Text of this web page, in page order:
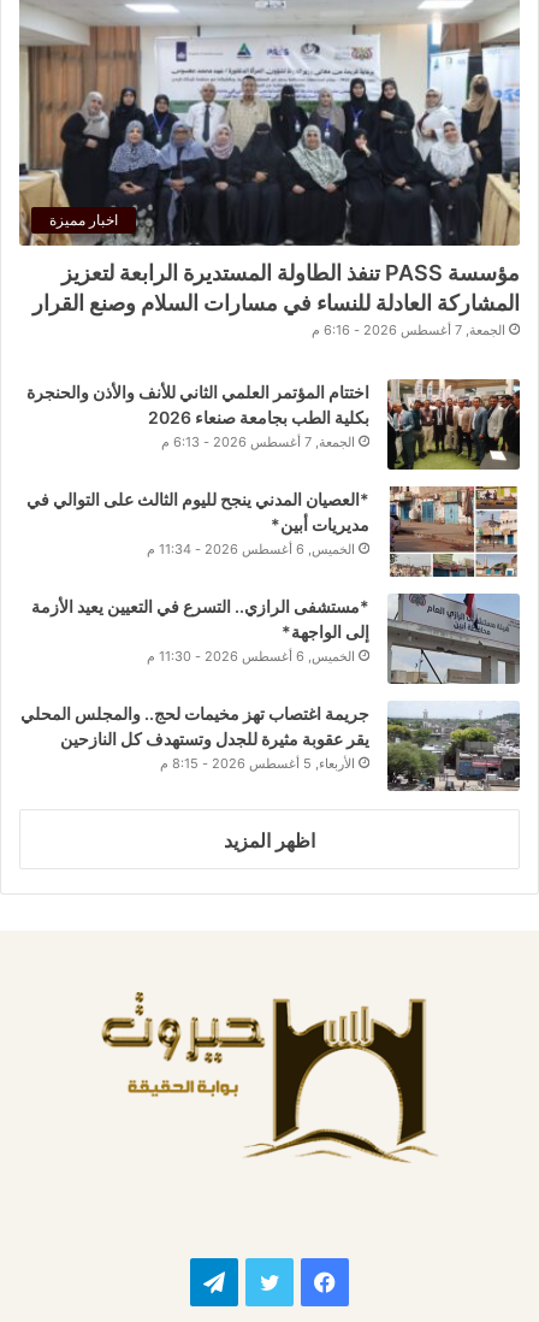
اخبار مميزة
مؤسسة PASS تنفذ الطاولة المستديرة الرابعة لتعزيز
المشاركة العادلة للنساء في مسارات السلام وصنع القرار
الجمعة, 7 أغسطس 2026 - 6:16 م
اختتام المؤتمر العلمي الثاني للأنف والأذن والحنجرة
بكلية الطب بجامعة صنعاء 2026
الجمعة, 7 أغسطس 2026 - 6:13 م
*العصيان المدني ينجح لليوم الثالث على التوالي في
مديريات أبين*
الخميس, 6 أغسطس 2026 - 11:34 م
*مستشفى الرازي.. التسرع في التعيين يعيد الأزمة
إلى الواجهة*
الخميس, 6 أغسطس 2026 - 11:30 م
جريمة اغتصاب تهز مخيمات لحج.. والمجلس المحلي
يقر عقوبة مثيرة للجدل وتستهدف كل النازحين
الأربعاء, 5 أغسطس 2026 - 8:15 م
اظهر المزيد
فيسبوك تويتر تيلقرام